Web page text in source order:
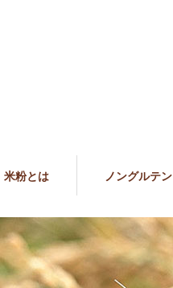
米粉とは ノングルテン